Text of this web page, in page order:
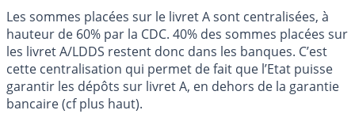
Les sommes placées sur le livret A sont centralisées, à
hauteur de 60% par la CDC. 40% des sommes placées sur
les livret A/LDDS restent donc dans les banques. C’est
cette centralisation qui permet de fait que l’Etat puisse
garantir les dépôts sur livret A, en dehors de la garantie
bancaire (cf plus haut).